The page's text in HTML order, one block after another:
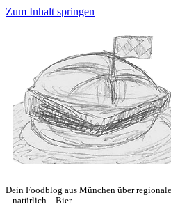
Zum Inhalt springen
Dein Foodblog aus München über
– natürlich – Bier